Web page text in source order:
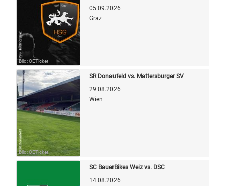
Bild: OETicket
05.09.2026
Graz
Bild: OETicket
SR Donaufeld vs. Mattersburger SV
29.08.2026
Wien
SC BauerBikes Weiz vs. DSC
14.08.2026